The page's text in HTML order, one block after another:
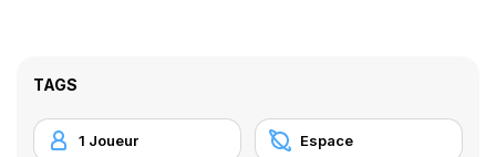
TAGS
1 Joueur Espace